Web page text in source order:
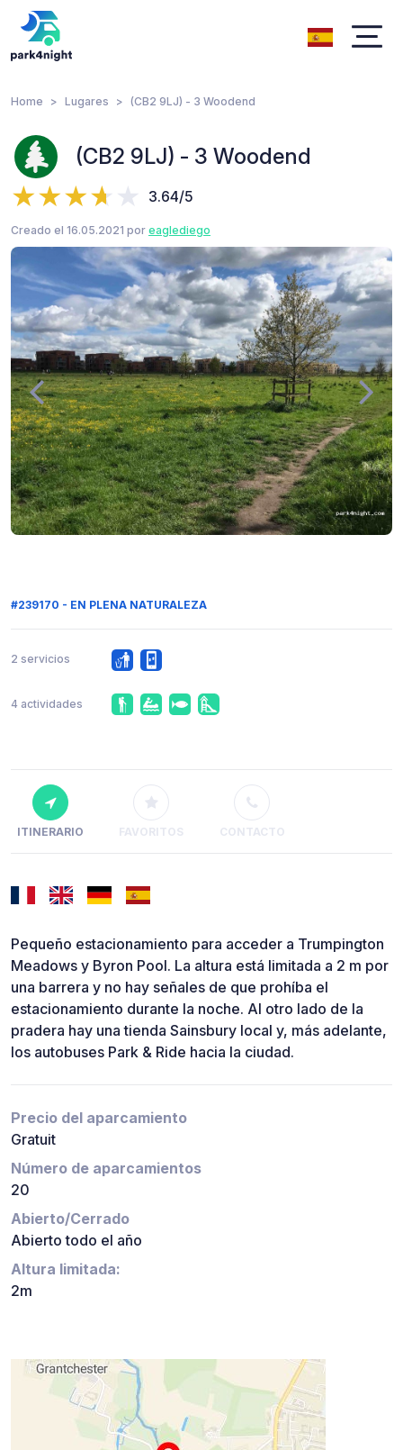
Home Lugares (CB2 9LJ) - 3 Woodend
(CB2 9LJ) - 3 Woodend
3.64/5
Creado el 16.05.2021 por eaglediego
#239170 - EN PLENA NATURALEZA
2 servicios
4 actividades
ITINERARIO FAVORITOS CONTACTO
Pequeño estacionamiento para acceder a Trumpington
Meadows y Byron Pool. La altura está limitada a 2 m por
una barrera y no hay señales de que prohíba el
estacionamiento durante la noche. Al otro lado de la
pradera hay una tienda Sainsbury local y, más adelante,
los autobuses Park & Ride hacia la ciudad.
Precio del aparcamiento
Gratuit
Número de aparcamientos
20
Abierto/Cerrado
Abierto todo el año
Altura limitada:
2m